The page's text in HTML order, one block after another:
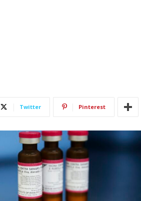
Twitter Pinterest